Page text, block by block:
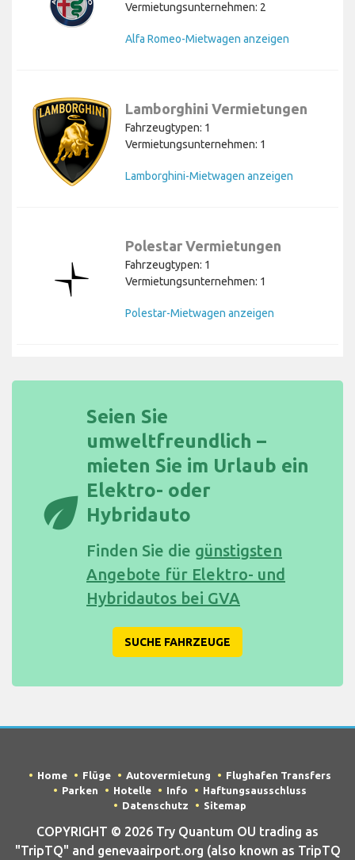
Vermietungsunternehmen: 2
Alfa Romeo-Mietwagen anzeigen
Lamborghini Vermietungen
Fahrzeugtypen: 1
Vermietungsunternehmen: 1
Lamborghini-Mietwagen anzeigen
Polestar Vermietungen
Fahrzeugtypen: 1
Vermietungsunternehmen: 1
Polestar-Mietwagen anzeigen
eco
Seien Sie
umweltfreundlich –
mieten Sie im Urlaub ein
Elektro- oder
Hybridauto
Finden Sie die günstigsten
Angebote für Elektro- und
Hybridautos bei GVA
SUCHE FAHRZEUGE
Home Flüge Autovermietung
Flughafen Transfers
Parken
Hotelle Info
Haftungsausschluss
Datenschutz
Sitemap
COPYRIGHT © 2026 Try Quantum OU trading as
"TripTQ" and genevaairport.org (also known as TripTQ